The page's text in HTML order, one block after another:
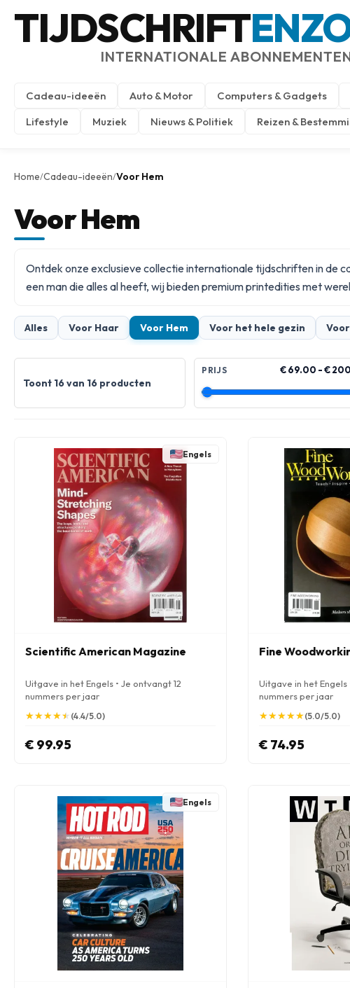
TIJDSCHRIFT
INTERNATIONALE
Cadeau-ideeën Auto & Motor Computers & Gadgets
Lifestyle
Muziek Nieuws & Politiek Reizen &
Home/Cadeau-ideeën/Voor Hem
Voor Hem
Ontdek onze exclusieve collectie internationale tijdschriften in de
een man die alles al heeft, wij bieden premium printedities met
Alles Voor Haar Voor Hem Voor het hele gezin
Toont 16 van 16 producten
PRIJS € 69.00 - €
Engels
Scientific American Magazine
Uitgave in het Engels • Je ontvangt 12
nummers per jaar
★
★★
★★
★★
★★
★ (4.4/5.0)
€ 99.95
Fine
Uitgave in het Engels
nummers per jaar
★
★★
★★
★★
★★
★(5.0/5.0)
€ 74.95
Engels